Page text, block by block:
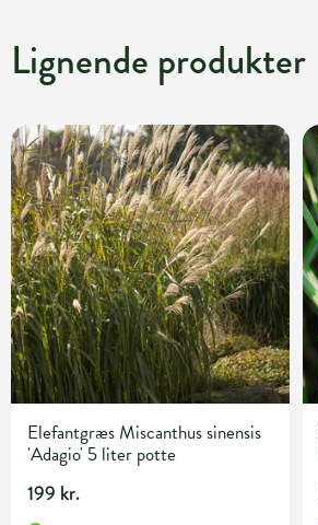
Lignende produkter
Elefantgræs Miscanthus sinensis
'Adagio' 5 liter potte
199 kr.